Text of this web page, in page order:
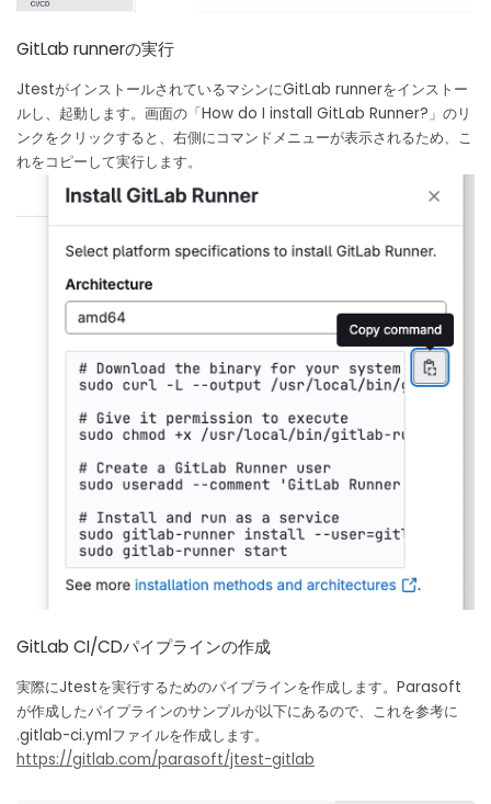
GitLab runnerの実行
JtestがインストールされているマシンにGitLab runnerをインストー
ルし、起動します。画面の「How do I install GitLab Runner?」のリ
ンクをクリックすると、右側にコマンドメニューが表示されるため、こ
れをコピーして実行します。
GitLab CI/CDパイプラインの作成
実際にJtestを実行するためのパイプラインを作成します。Parasoft
が作成したパイプラインのサンプルが以下にあるので、これを参考に
.gitlab-ci.ymlファイルを作成します。
https://gitlab.com/parasoft/jtest-gitlab